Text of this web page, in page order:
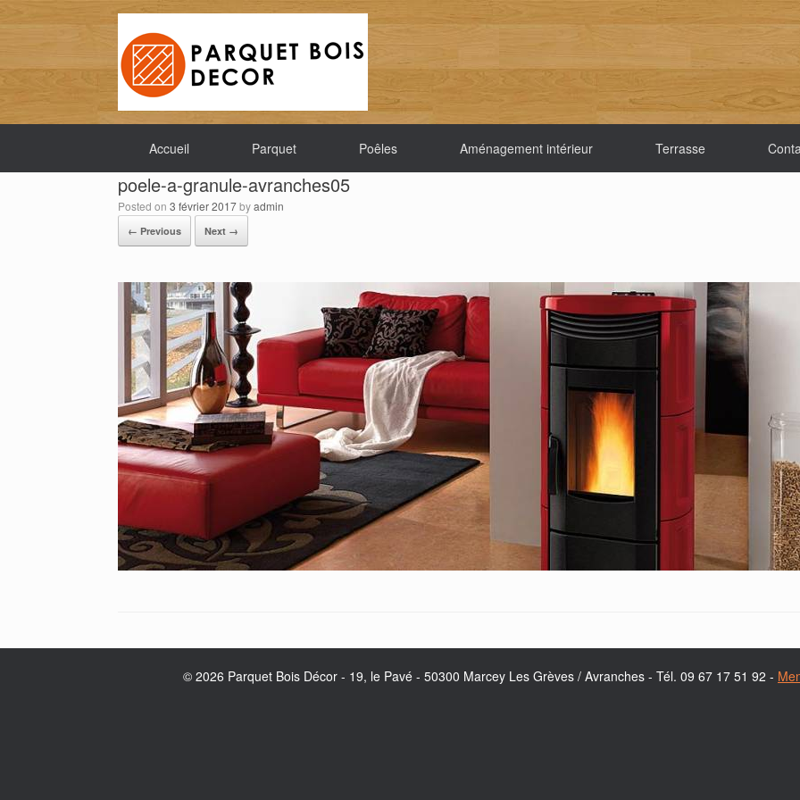
Accueil Parquet Poêles Aménagement intérieur Terrasse
poele-a-granule-avranches05
Posted on 3 février 2017byadmin
← Previous Next →
© 2026 Parquet Bois Décor - 19, le Pavé - 50300 Marcey Les Grèves / Avranches - Tél. 09 67 17 51 92 -